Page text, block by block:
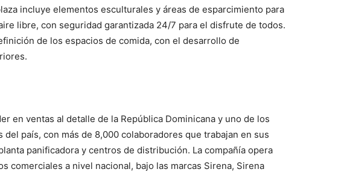
incluye elementos esculturales y áreas de esparcimiento para
libre, con seguridad garantizada 24/7 para el disfrute de todos.
de los espacios de comida, con el desarrollo de
en ventas al detalle de la República Dominicana y uno de los
país, con más de 8,000 colaboradores que trabajan en sus
panificadora y centros de distribución. La compañía opera
comerciales a nivel nacional, bajo las marcas Sirena, Sirena